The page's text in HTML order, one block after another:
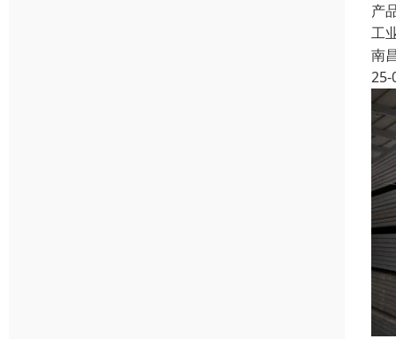
产
工
南
25-